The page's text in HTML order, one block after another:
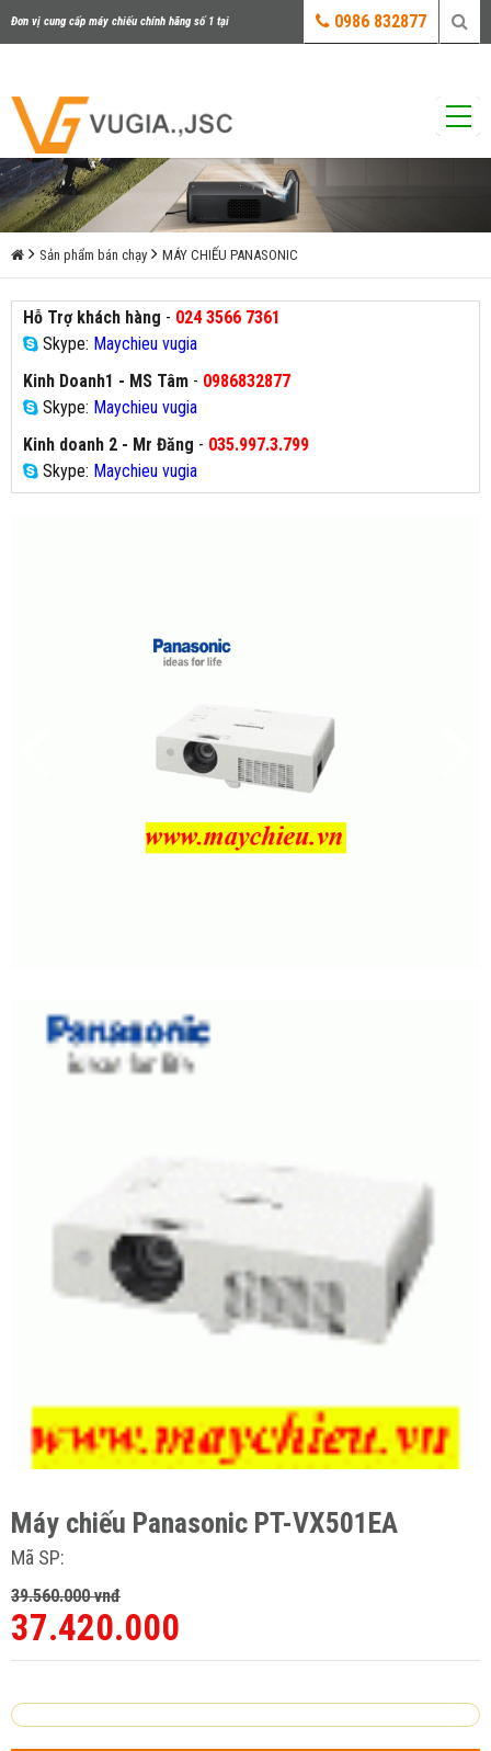
Đơn vị cung cấp máy chiếu chính hãng số 1 tại 0986 832877
Sản phẩm bán chạy MÁY CHIẾU PANASONIC
Hỗ Trợ khách hàng - 024 3566 7361
Skype: Maychieu vugia
Kinh Doanh1 - MS Tâm - 0986832877
Skype: Maychieu vugia
Kinh doanh 2 - Mr Đăng - 035.997.3.799
Skype: Maychieu vugia
Máy chiếu Panasonic PT-VX501EA
Mã SP:
39.560.000 vnđ
37.420.000